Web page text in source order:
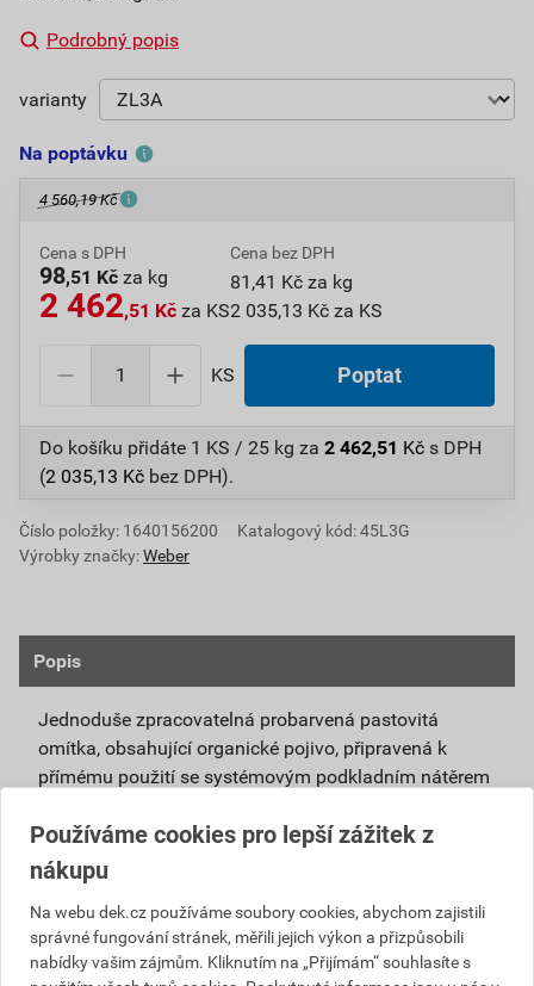
Podrobný popis
varianty
Na poptávku
4 560,19 Kč
Cena s DPH
98,51 Kč za kg
2 462,51 Kč za KS
Cena bez DPH
81,41 Kč za kg
2 035,13 Kč za KS
KS Poptat
Do košíku přidáte 1 KS / 25 kg za 2 462,51 Kč s DPH
(2 035,13 Kč bez DPH).
Číslo položky: 1640156200
Katalogový kód: 45L3G
Výrobky značky:Weber
Popis
Jednoduše zpracovatelná probarvená pastovitá
omítka, obsahující organické pojivo, připravená k
přímému použití se systémovým podkladním nátěrem
Vlivem ochlazování vnějšího souvrství
zateplovacích systémů v nočních hodinách,
dochází ke kondenzaci vody na povrchu, která
vytváří živnou půdu pro růst nevzhledných řas.
Povrch omítky weberpas aquaBalance dokáže
Používáme cookies pro lepší zážitek z
nákupu
Na webu dek.cz používáme soubory cookies, abychom zajistili
správné fungování stránek, měřili jejich výkon a přizpůsobili
nabídky vašim zájmům. Kliknutím na „Přijímám“ souhlasíte s